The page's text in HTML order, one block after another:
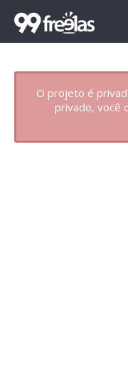
O projeto é
privado, você